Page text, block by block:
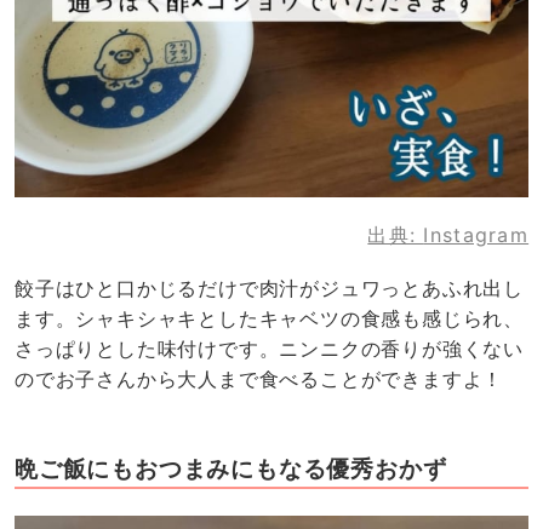
出典: Instagram
餃子はひと口かじるだけで肉汁がジュワっとあふれ出し
ます。シャキシャキとしたキャベツの食感も感じられ、
さっぱりとした味付けです。ニンニクの香りが強くない
のでお子さんから大人まで食べることができますよ！
晩ご飯にもおつまみにもなる優秀おかず